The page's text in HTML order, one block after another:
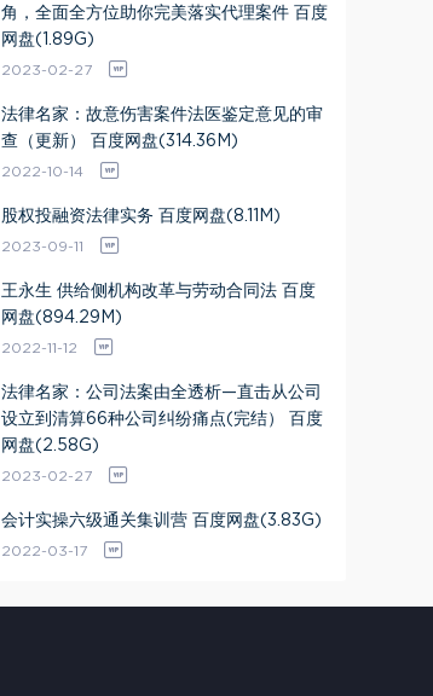
角，全面全方位助你完美落实代理案件 百度
网盘(1.89G)
2023-02-27
法律名家：故意伤害案件法医鉴定意见的审
查（更新） 百度网盘(314.36M)
2022-10-14
股权投融资法律实务 百度网盘(8.11M)
2023-09-11
王永生 供给侧机构改革与劳动合同法 百度
网盘(894.29M)
2022-11-12
法律名家：公司法案由全透析—直击从公司
设立到清算66种公司纠纷痛点(完结） 百度
网盘(2.58G)
2023-02-27
会计实操六级通关集训营 百度网盘(3.83G)
2022-03-17